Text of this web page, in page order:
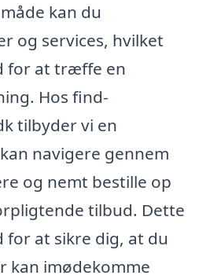
kan du
og services, hvilket
for at træffe en
Hos find-
tilbyder vi en
navigere gennem
og nemt bestille op
tilbud. Dette
for at sikre dig, at du
kan imødekomme